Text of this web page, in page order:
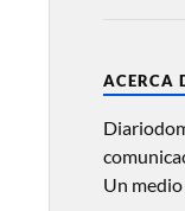
ACERCA
Un